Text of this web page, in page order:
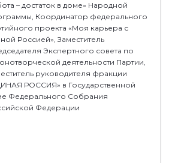
– достаток в доме» Народной
Координатор федерального
проекта «Моя карьера с
Россией», Заместитель
Экспертного совета по
деятельности Партии,
руководителя фракции
РОССИЯ» в Государственной
Федерального Собрания
Федерации